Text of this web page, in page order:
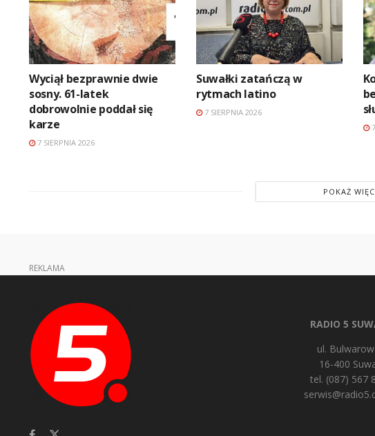
Wyciął bezprawnie dwie
sosny. 61-latek
dobrowolnie poddał się
karze
7 SIERPNIA 2026
Suwałki zatańczą w
rytmach latino
7 SIERPNIA 2026
7
POKAŻ
REKLAMA
RADIO 5
ul.
16-400
tel. (087) 567